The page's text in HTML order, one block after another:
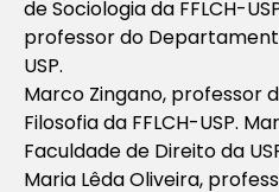
de Sociologia da FFLCH-
professor do
USP.
Marco Zingano, professor
Filosofia da FFLCH-USP.
Faculdade de Direito da
Maria Lêda Oliveira,